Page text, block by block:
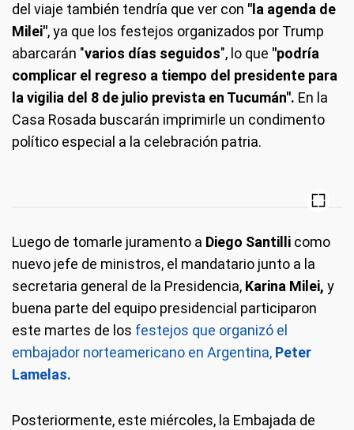
del viaje también tendría que ver con "la agenda de
Milei", ya que los festejos organizados por Trump
abarcarán "varios días seguidos", lo que "podría
complicar el regreso a tiempo del presidente para
la vigilia del 8 de julio prevista en Tucumán". En la
Casa Rosada buscarán imprimirle un condimento
político especial a la celebración patria.
Luego de tomarle juramento a Diego Santilli como
nuevo jefe de ministros, el mandatario junto a la
secretaria general de la Presidencia, Karina Milei, y
buena parte del equipo presidencial participaron
este martes de los festejos que organizó el
embajador norteamericano en Argentina, Peter
Lamelas.
Posteriormente, este miércoles, la Embajada de